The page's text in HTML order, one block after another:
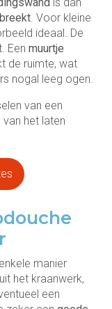
. Voor kleine
ideaal. De
Een muurtje
de ruimte, wat
nogal leeg ogen.
van een
het laten
manier
het kraanwerk,
een